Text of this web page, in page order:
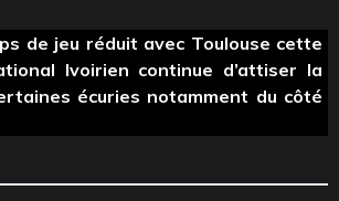
de jeu réduit avec Toulouse cette
Ivoirien continue d’attiser la
écuries notamment du côté